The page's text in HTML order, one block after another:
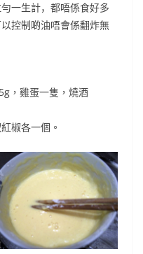
一生計，都唔係食好多
控制啲油唔會係翻炸無
，雞蛋一隻，燒酒
椒各一個。